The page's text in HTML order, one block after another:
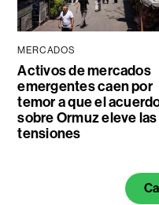
MERCADOS
Activos de mercados
emergentes caen por
temor a que el
sobre Ormuz eleve las
tensiones